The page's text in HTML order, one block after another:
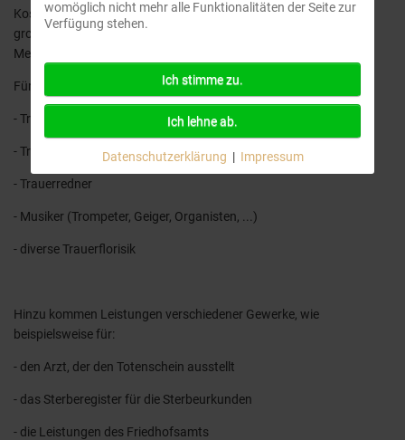
Kosten für den Bestattungsbedarf an. Wir bieten Ihnen hier eine
große Bandbreite von einfachen bis exklusiven Ausführungen an.
Mehr dazu auf der Seite:
Für die weitere Ausgestaltung können Sie u.a. dazu buchen:
- Trauer- und Danksagungskarten
- Traueranzeigen in Zeitungen
- Trauerredner
- Musiker (Trompeter, Geiger, Organisten, ...)
- diverse Trauerflorisik
Hinzu kommen Leistungen verschiedener Gewerke, wie
beispielsweise für:
- den Arzt, der den Totenschein ausstellt
- das Sterberegister für die Sterbeurkunden
- die Leistungen des Friedhofsamts
womöglich nicht mehr alle Funktionalitäten der Seite zur
Verfügung stehen.
Ich stimme zu.
Ich lehne ab.
Datenschutzerklärung | Impressum